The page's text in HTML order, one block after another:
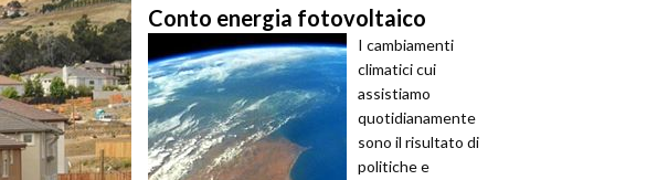
Conto energia fotovoltaico
I cambiamenti
climatici cui
assistiamo
quotidianamente
sono il risultato di
politiche e